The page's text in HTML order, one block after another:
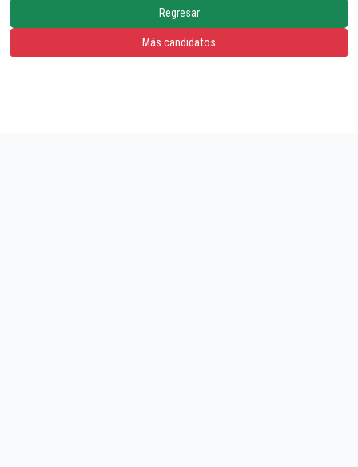
Regresar
Más candidatos